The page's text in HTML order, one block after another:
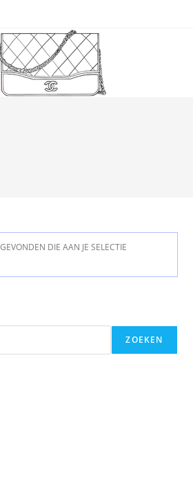
DIE AAN JE SELECTIE
ZOEKEN